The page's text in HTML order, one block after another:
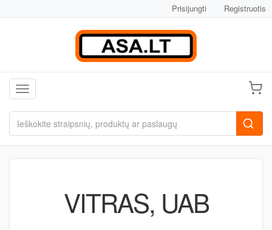
Prisijungti Registruotis
Toggle navigation
VITRAS, UAB